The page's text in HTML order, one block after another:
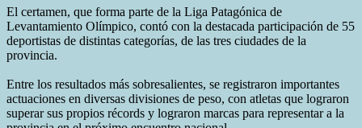
El certamen, que forma parte de la Liga Patagónica de
Levantamiento Olímpico, contó con la destacada participación de 55
deportistas de distintas categorías, de las tres ciudades de la
provincia.
Entre los resultados más sobresalientes, se registraron importantes
actuaciones en diversas divisiones de peso, con atletas que lograron
superar sus propios récords y lograron marcas para representar a la